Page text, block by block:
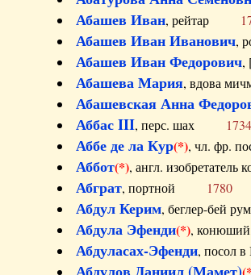
Абашев Иван, рейтар
Абашев Иван Иванович,
Абашев Иван Федорович,
Абашева Мария, вдова
Абашевская Анна
Аббас III, перс. шах
Аббе де ла Кур(*), чл. фр.
Аббот(*), англ.
Абграт, портной 1780
Абдул Керим, беглер-бей
Абдула Эфенди(*),
Абдуласах-Эфенди, посол